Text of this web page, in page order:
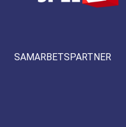
SAMARBETSPARTNER